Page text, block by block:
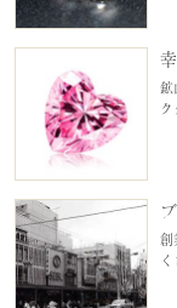
鉱
創